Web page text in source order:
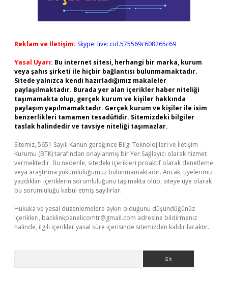
Reklam ve İletişim: Skype: live:.cid.575569c608265c69
Yasal Uyarı: Bu internet sitesi, herhangi bir marka, kurum
veya şahıs şirketi ile hiçbir bağlantısı bulunmamaktadır.
Sitede yalnızca kendi hazırladığımız makaleler
paylaşılmaktadır. Burada yer alan içerikler haber niteliği
taşımamakta olup, gerçek kurum ve kişiler hakkında
paylaşım yapılmamaktadır. Gerçek kurum ve kişiler ile isim
benzerlikleri tamamen tesadüfidir. Sitemizdeki bilgiler
taslak halindedir ve tavsiye niteliği taşımazlar.
Sitemiz, 5651 Sayılı Kanun gereğince Bilgi Teknolojileri ve İletişim
Kurumu (BTK) tarafından onaylanmış bir Yer Sağlayıcı olarak hizmet
vermektedir. Bu nedenle, sitedeki içerikleri proaktif olarak denetleme
veya araştırma yükümlülüğümüz bulunmamaktadır. Ancak, üyelerimiz
yazdıkları içeriklerin sorumluluğunu taşımakta olup, siteye üye olarak
bu sorumluluğu kabul etmiş sayılırlar.
Hukuka ve yasal düzenlemelere aykırı olduğunu düşündüğünüz
içerikleri, backlinkpanelicomtr@gmail.com adresine bildirmeniz
halinde, ilgili içerikler yasal süre içerisinde sitemizden kaldırılacaktır.